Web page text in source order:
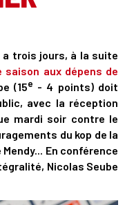
trois jours, à la suite
aux dépens de
(15e - 4 points) doit
avec la réception
mardi soir contre le
du kop de la
En conférence
Nicolas Seube